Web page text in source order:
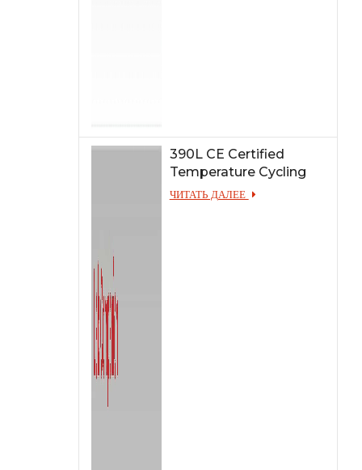
390L CE Certified
Temperature Cycling
Test Chamber
ЧИТАТЬ ДАЛЕЕ